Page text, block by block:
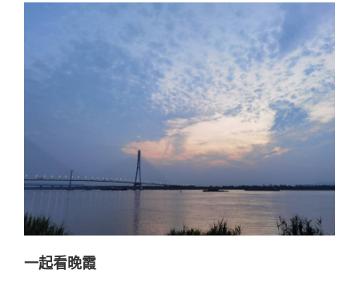
一起看晚霞